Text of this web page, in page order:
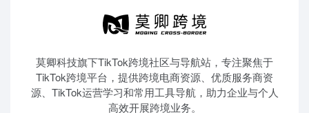
莫卿科技旗下TikTok跨境社区与导航站，专注聚焦于
TikTok跨境平台，提供跨境电商资源、优质服务商资
源、TikTok运营学习和常用工具导航，助力企业与个人
高效开展跨境业务。